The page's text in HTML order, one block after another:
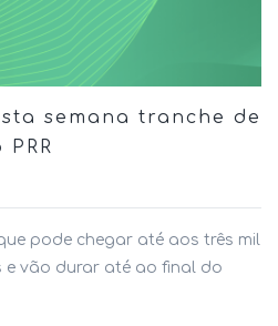
semana tranche de
pode chegar até aos três mil
e vão durar até ao final do